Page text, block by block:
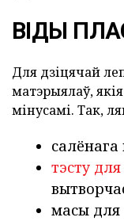
ВІДЫ
Для дзіцячай
матэрыялаў,
мінусамі. Так,
салёнага
тэсту
масы для